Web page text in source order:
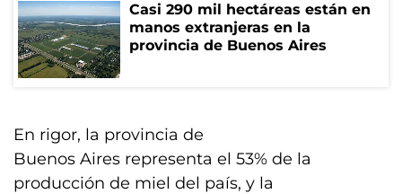
Casi 290 mil hectáreas están en
manos extranjeras en la
provincia de Buenos Aires
En rigor, la provincia de
Buenos Aires representa el 53% de la
producción de miel del país, y la